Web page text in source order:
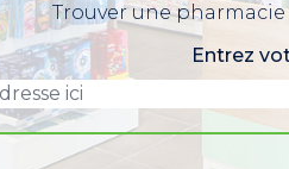
Trouver une
Entrez